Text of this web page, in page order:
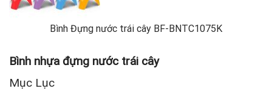
Bình Đựng nước trái cây BF-BNTC1075K
Bình nhựa đựng nước trái cây
Mục Lục